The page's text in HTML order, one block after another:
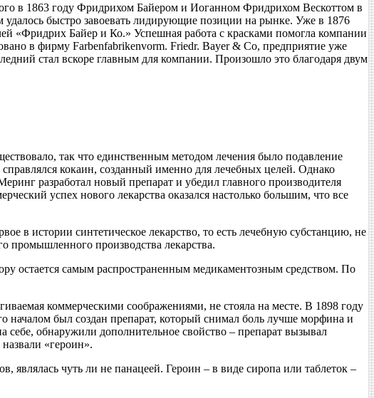
в 1863 году Фридрихом Байером и Иоганном Фридрихом Вескоттом в
быстро завоевать лидирующие позиции на рынке. Уже в 1876
«Фридрих Байер и Ко.» Успешная работа с красками помогла компании
в фирму Farbenfabrikenvorm. Friedr. Bayer & Co, предприятие уже
стал вскоре главным для компании. Произошло это благодаря двум
так что единственным методом лечения было подавление
кокаин, созданный именно для лечебных целей. Однако
разработал новый препарат и убедил главного производителя
успех нового лекарства оказался настолько большим, что все
в истории синтетическое лекарство, то есть лечебную субстанцию, не
промышленного производства лекарства.
остается самым распространенным медикаментозным средством. По
коммерческими соображениями, не стояла на месте. В 1898 году
началом был создан препарат, который снимал боль лучше морфина и
себе, обнаружили дополнительное свойство – препарат вызывал
«героин».
чуть ли не панацеей. Героин – в виде сиропа или таблеток –